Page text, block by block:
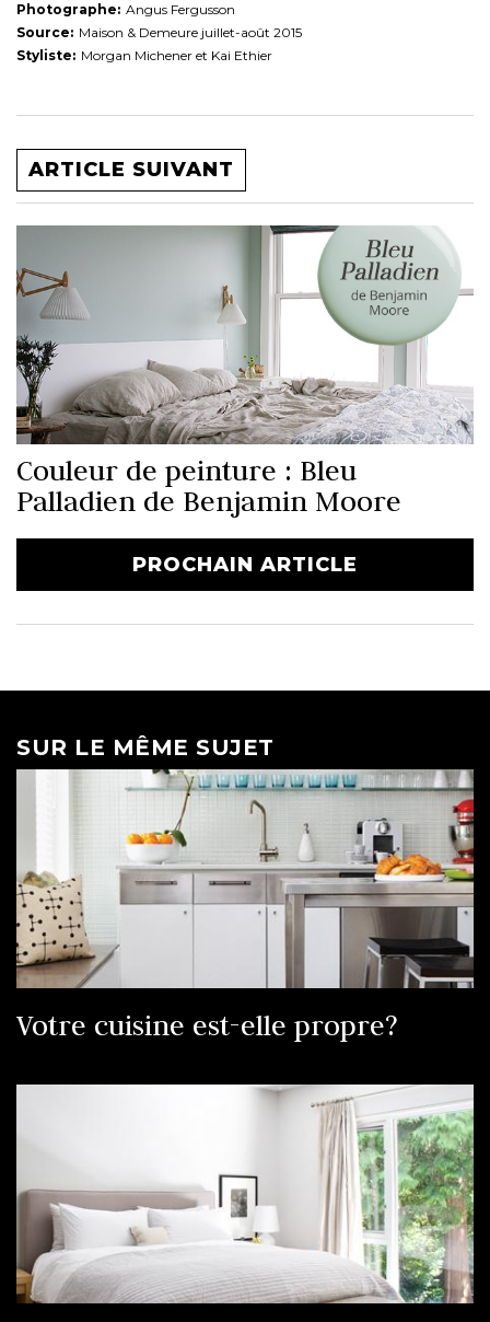
Photographe: Angus Fergusson
Source: Maison & Demeure juillet-août 2015
Styliste: Morgan Michener et Kai Ethier
ARTICLE SUIVANT
Couleur de peinture : Bleu
Palladien de Benjamin Moore
PROCHAIN ARTICLE
SUR LE MÊME SUJET
Votre cuisine est-elle propre?